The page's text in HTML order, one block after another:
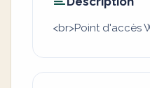
<br>Point d'accès